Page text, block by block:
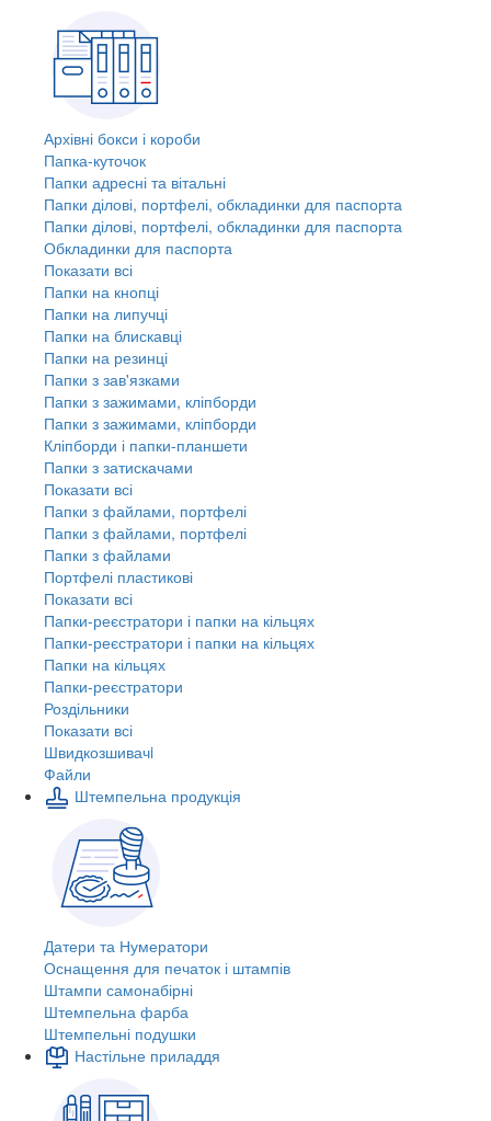
Архівні бокси і короби
Папка-куточок
Папки адресні та вітальні
Папки ділові, портфелі, обкладинки для паспорта
Папки ділові, портфелі, обкладинки для паспорта
Обкладинки для паспорта
Показати всі
Папки на кнопці
Папки на липучці
Папки на блискавці
Папки на резинці
Папки з зав'язками
Папки з зажимами, кліпборди
Папки з зажимами, кліпборди
Кліпборди і папки-планшети
Папки з затискачами
Показати всі
Папки з файлами, портфелі
Папки з файлами, портфелі
Папки з файлами
Портфелі пластикові
Показати всі
Папки-реєстратори і папки на кільцях
Папки-реєстратори і папки на кільцях
Папки на кільцях
Папки-реєстратори
Роздільники
Показати всі
Швидкозшивачi
Файли
Штемпельна продукція
Датери та Нумератори
Оснащення для печаток і штампів
Штампи самонабірні
Штемпельна фарба
Штемпельні подушки
Настільне приладдя